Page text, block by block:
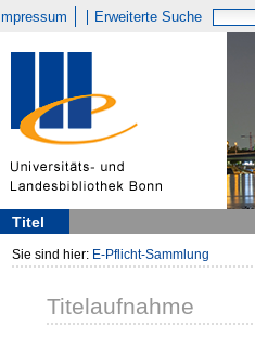
Impressum Erweiterte Suche
Titel
Sie sind hier: E-Pflicht-Sammlung
Titelaufnahme